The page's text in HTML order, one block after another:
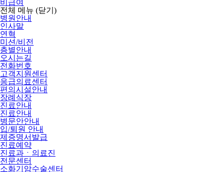
비급여
전체 메뉴 (닫기)
병원안내
인사말
연혁
미션/비전
층별안내
오시는길
전화번호
고객지원센터
응급의료센터
편의시설안내
장례식장
진료안내
진료안내
병문안안내
입/퇴원 안내
제증명서발급
진료예약
진료과ㆍ의료진
전문센터
소화기암수술센터